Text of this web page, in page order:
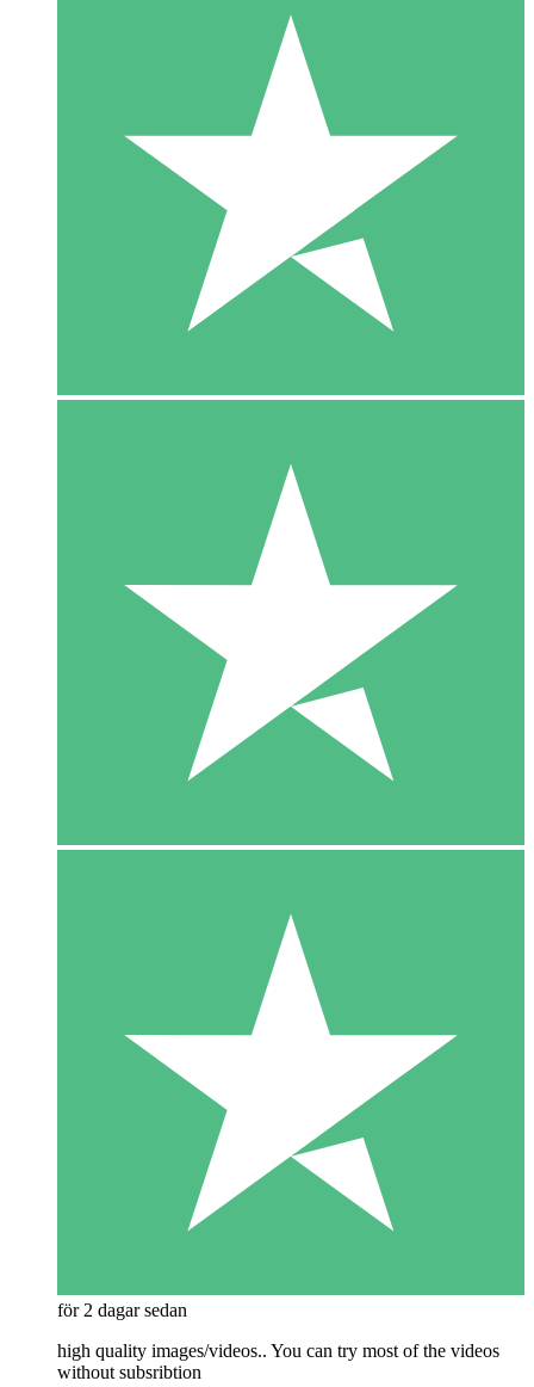
för 2 dagar sedan
high quality images/videos.. You can try most of the videos
without subsribtion